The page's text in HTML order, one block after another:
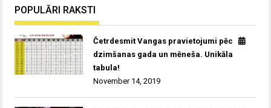
POPULĀRI RAKSTI
Četrdesmit Vangas pravietojumi pēc
dzimšanas gada un mēneša. Unikāla
tabula!
November 14, 2019